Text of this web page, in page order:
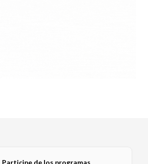
Participe de los programas